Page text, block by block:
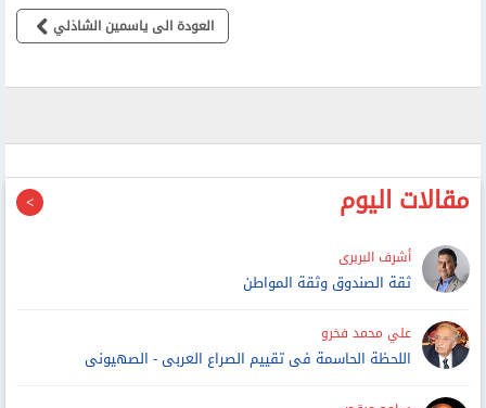
العودة الى ياسمين الشاذلي
مقالات اليوم
أشرف البربرى
ثقة الصندوق وثقة المواطن
علي محمد فخرو
اللحظة الحاسمة فى تقييم الصراع العربى - الصهيونى